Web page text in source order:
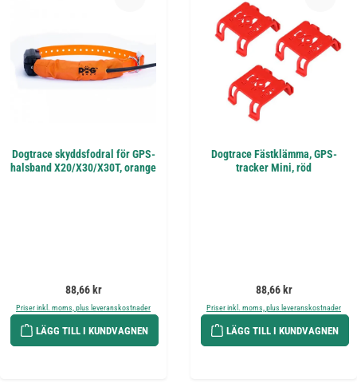
Dogtrace skyddsfodral för GPS-
halsband X20/X30/X30T, orange
Ordinarie pris:
88,66 kr
Priser inkl. moms, plus leveranskostnader
LÄGG TILL I KUNDVAGNEN
Dogtrace Fästklämma, GPS-
tracker Mini, röd
Ordinarie pris:
88,66 kr
Priser inkl. moms, plus leveranskostnader
LÄGG TILL I KUNDVAGNEN